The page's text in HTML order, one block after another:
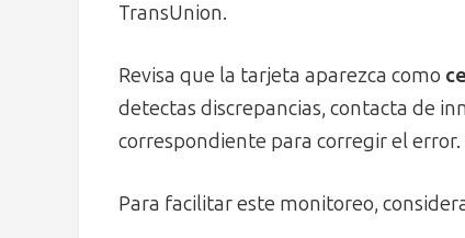
TransUnion.
Revisa que la tarjeta aparezca como
detectas discrepancias, contacta de
correspondiente para corregir el error.
Para facilitar este monitoreo,